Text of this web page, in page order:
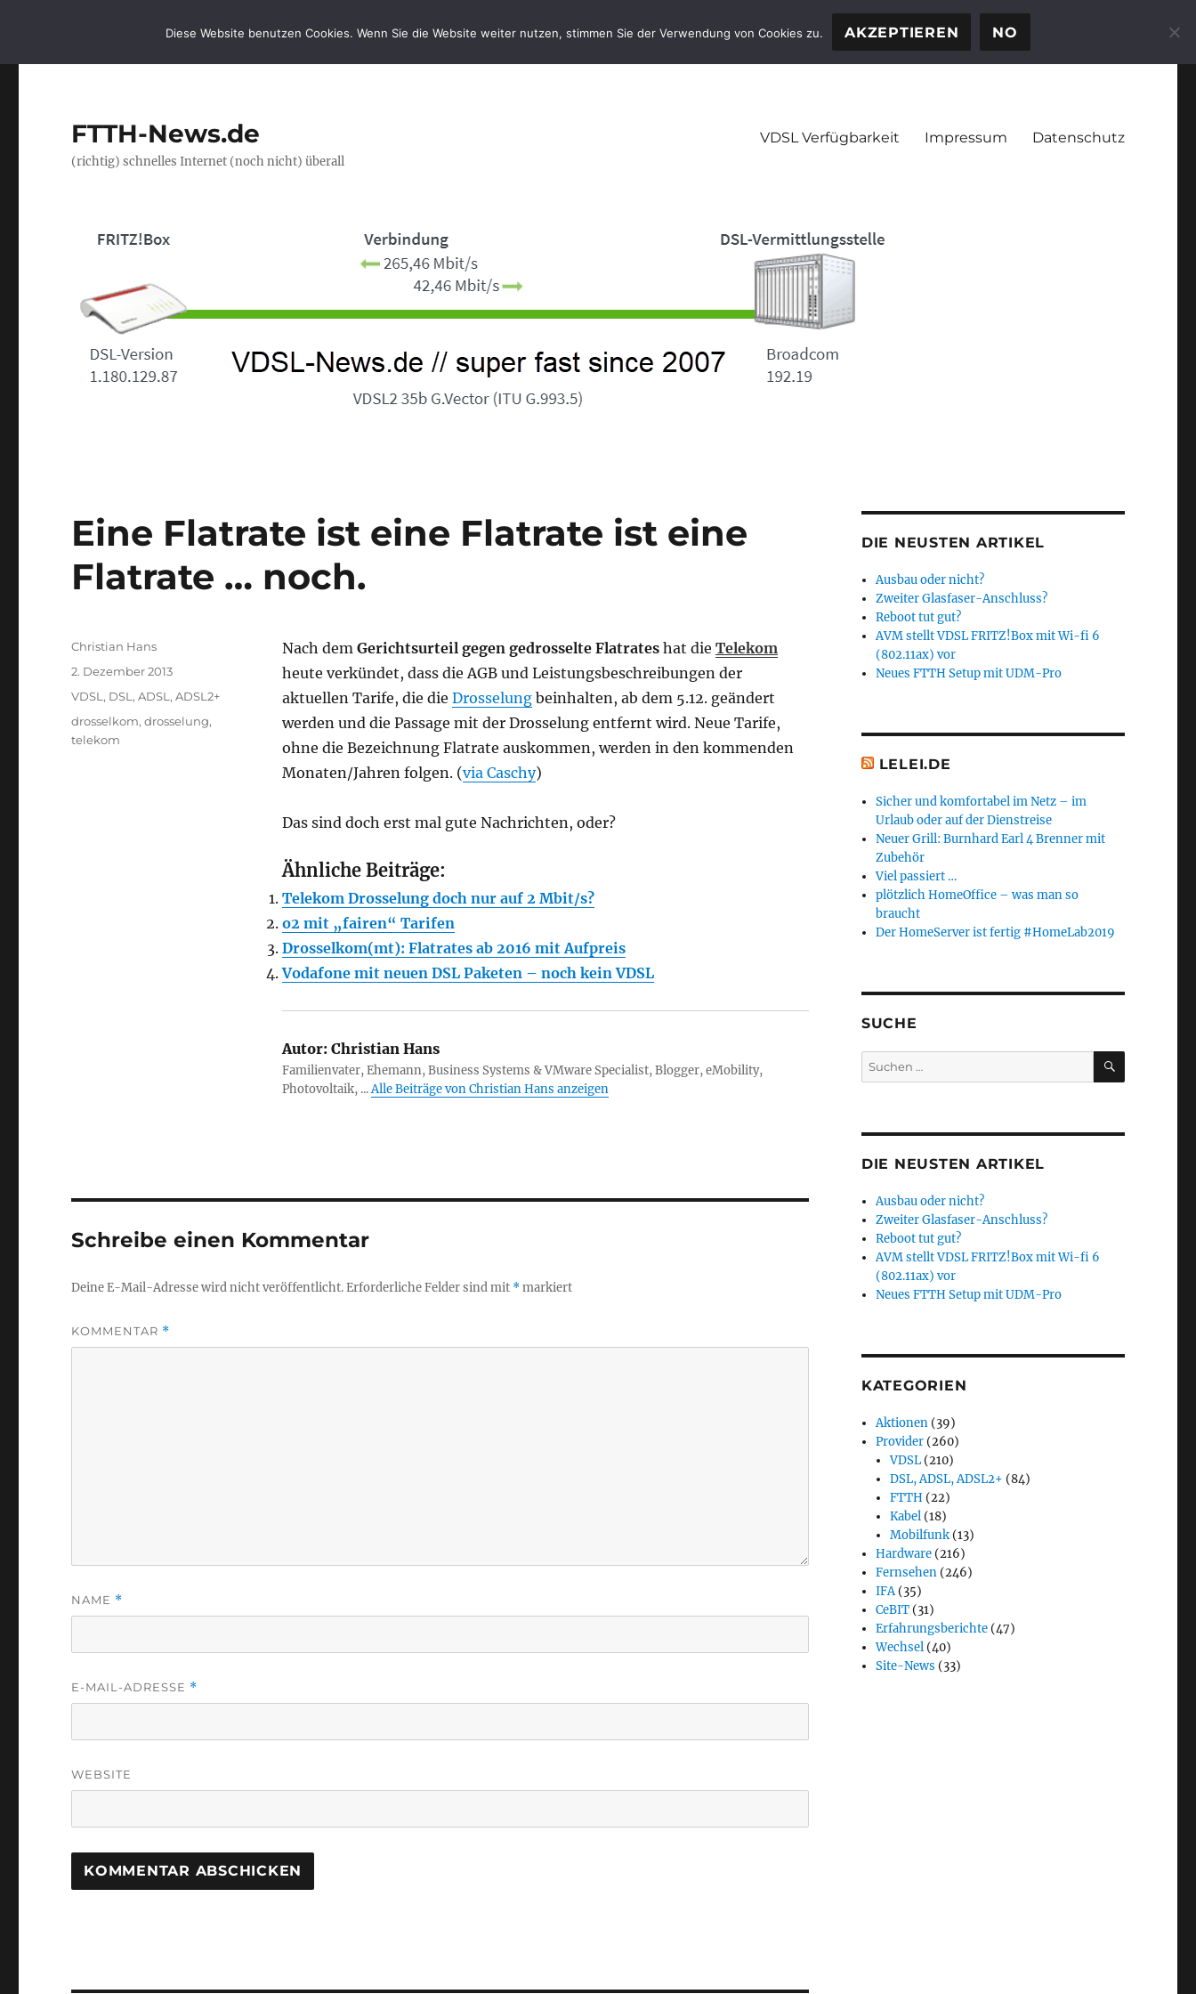
FTTH-News.de
(richtig) schnelles Internet (noch nicht) überall
VDSL Verfügbarkeit Impressum Datenschutz
Eine Flatrate ist eine Flatrate ist eine
Flatrate … noch.
Nach dem Gerichtsurteil gegen gedrosselte Flatrateshat die Telekom
heute verkündet, dass die AGB und Leistungsbeschreibungen der
aktuellen Tarife, die die Drosselungbeinhalten, ab dem 5.12. geändert
werden und die Passage mit der Drosselung entfernt wird. Neue Tarife,
ohne die Bezeichnung Flatrate auskommen, werden in den kommenden
Monaten/Jahren folgen. (via Caschy)
Das sind doch erst mal gute Nachrichten, oder?
Ähnliche Beiträge:
Telekom Drosselung doch nur auf 2 Mbit/s?
o2 mit „fairen“ Tarifen
Drosselkom(mt): Flatrates ab 2016 mit Aufpreis
Vodafone mit neuen DSL Paketen – noch kein VDSL
Autor:Christian Hans
Familienvater, Ehemann, Business Systems & VMware Specialist, Blogger, eMobility,
Photovoltaik, ...Alle Beiträge von Christian Hans anzeigen
Autor
Christian Hans
Veröffentlicht
2. Dezember 2013
Kategorien
VDSL , DSL, ADSL, ADSL2+
Schlagwörter
drosselkom,drosselung,
telekom
Schreibe einen Kommentar
Deine E-Mail-Adresse wird nicht veröffentlicht.Erforderliche Felder sind mit *markiert
KOMMENTAR *
NAME *
E-MAIL-ADRESSE *
WEBSITE
DIE NEUSTEN ARTIKEL
Ausbau oder nicht?
Zweiter Glasfaser-Anschluss?
Reboot tut gut?
AVM stellt VDSL FRITZ!Box mit Wi-fi 6
(802.11ax) vor
Neues FTTH Setup mit UDM-Pro
LELEI.DE
Sicher und komfortabel im Netz – im
Urlaub oder auf der Dienstreise
Neuer Grill: Burnhard Earl 4 Brenner mit
Zubehör
Viel passiert …
plötzlich HomeOffice – was man so
braucht
Der HomeServer ist fertig #HomeLab2019
SUCHE
Suchen
nach:
SUCHEN
DIE NEUSTEN ARTIKEL
Ausbau oder nicht?
Zweiter Glasfaser-Anschluss?
Reboot tut gut?
AVM stellt VDSL FRITZ!Box mit Wi-fi 6
(802.11ax) vor
Neues FTTH Setup mit UDM-Pro
KATEGORIEN
Aktionen (39)
Provider (260)
VDSL (210)
DSL, ADSL, ADSL2+ (84)
FTTH (22)
Kabel (18)
Mobilfunk (13)
Hardware (216)
Fernsehen (246)
IFA(35)
CeBIT (31)
Erfahrungsberichte (47)
Wechsel (40)
Site-News (33)
Diese Website benutzen Cookies. Wenn Sie die Website weiter nutzen, stimmen Sie der Verwendung von Cookies zu. AKZEPTIEREN NO